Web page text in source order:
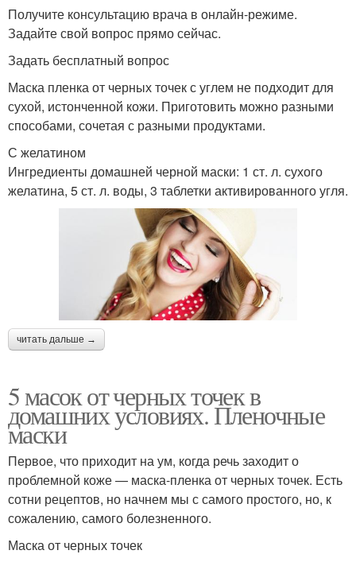
Получите консультацию врача в онлайн-режиме.
Задайте свой вопрос прямо сейчас.
Задать бесплатный вопрос
Маска пленка от черных точек с углем не подходит для
сухой, истонченной кожи. Приготовить можно разными
способами, сочетая с разными продуктами.
С желатином
Ингредиенты домашней черной маски: 1 ст. л. сухого
желатина, 5 ст. л. воды, 3 таблетки активированного угля.
читать дальше →
5 масок от черных точек в
домашних условиях. Пленочные
маски
Первое, что приходит на ум, когда речь заходит о
проблемной коже — маска-пленка от черных точек. Есть
сотни рецептов, но начнем мы с самого простого, но, к
сожалению, самого болезненного.
Маска от черных точек